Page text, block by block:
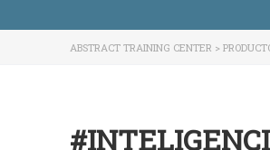
ABSTRACT TRAINING CENTER >